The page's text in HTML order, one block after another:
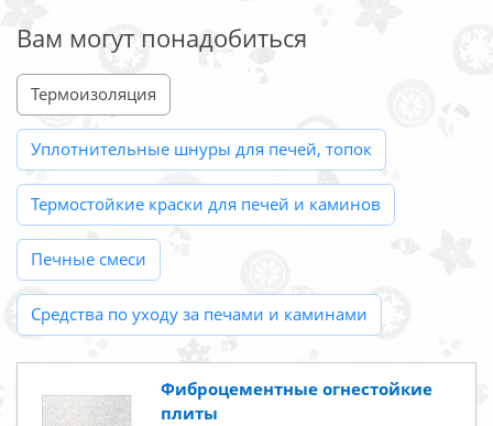
Вам могут понадобиться
Термоизоляция
Уплотнительные шнуры для печей, топок
Термостойкие краски для печей и каминов
Печные смеси
Средства по уходу за печами и каминами
Фиброцементные огнестойкие
плиты